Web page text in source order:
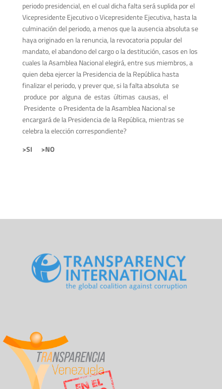
periodo presidencial, en el cual dicha falta será suplida por el
Vicepresidente Ejecutivo o Vicepresidente Ejecutiva, hasta la
culminación del periodo, a menos que la ausencia absoluta se
haya originado en la renuncia, la revocatoria popular del
mandato, el abandono del cargo o la destitución, casos en los
cuales la Asamblea Nacional elegirá, entre sus miembros, a
quien deba ejercer la Presidencia de la República hasta
finalizar el periodo, y prever que, si la falta absoluta se
produce por alguna de estas últimas causas, el
Presidente o Presidenta de la Asamblea Nacional se
encargará de la Presidencia de la República, mientras se
celebra la elección correspondiente?
>SI >NO